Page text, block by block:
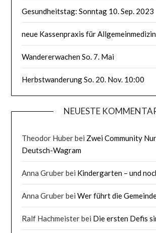
Gesundheitstag: Sonntag 10. Sep. 2023
neue Kassenpraxis für Allgemeinmedizin
Wandererwachen So. 7. Mai
Herbstwanderung So. 20. Nov. 10:00
NEUESTE
Theodor Huberbei Zwei Community
Deutsch-Wagram
Anna Gruberbei Kindergarten – und
Anna GruberbeiWer führt die
Ralf Hachmeisterbei Die ersten Defis